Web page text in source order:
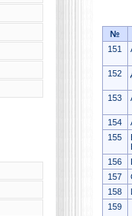
№
151
152
153
154
155
156
157
158
159